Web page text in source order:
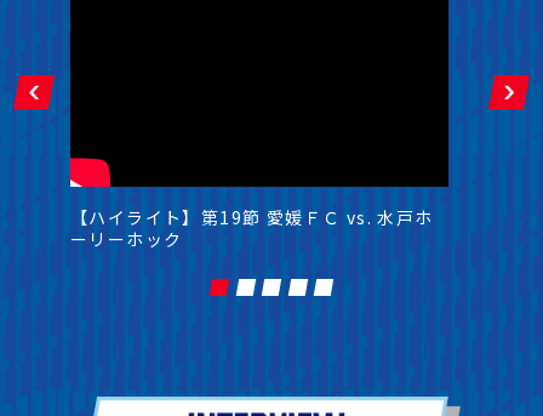
【ハイライト】第19節 愛媛ＦＣ vs. 水戸ホ
ーリーホック